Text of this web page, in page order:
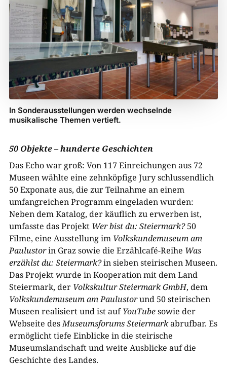
In Sonderausstellungen werden wechselnde
musikalische Themen vertieft.
50 Objekte – hunderte Geschichten
Das Echo war groß: Von 117 Einreichungen aus 72
Museen wählte eine zehnköpfige Jury schlussendlich
50 Exponate aus, die zur Teilnahme an einem
umfangreichen Programm eingeladen wurden:
Neben dem Katalog, der käuflich zu erwerben ist,
umfasste das Projekt Wer bist du: Steiermark?50
Filme, eine Ausstellung im Volkskundemuseum am
Paulustorin Graz sowie die Erzählcafé-Reihe Was
erzählst du: Steiermark?in sieben steirischen Museen.
Das Projekt wurde in Kooperation mit dem Land
Steiermark, der Volkskultur Steiermark GmbH, dem
Volkskundemuseum am Paulustorund 50 steirischen
Museen realisiert und ist aufYouTubesowie der
Webseite desMuseumsforums Steiermarkabrufbar. Es
ermöglicht tiefe Einblicke in die steirische
Museumslandschaft und weite Ausblicke auf die
Geschichte des Landes.